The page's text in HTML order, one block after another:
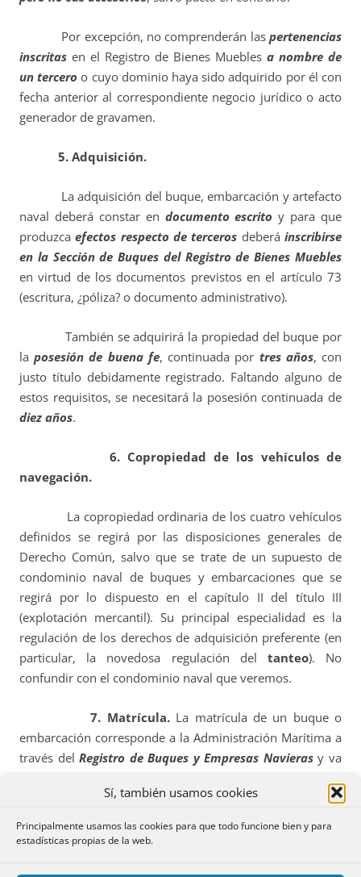
Sí, también usamos cookies
Principalmente usamos las cookies para que todo funcione bien y para
estadísticas propias de la web.
Por excepción, no comprenderán laspertenencias
inscritas en el Registro de Bienes Muebles a nombre de
un tercero o cuyo dominio haya sido adquirido por él con
fecha anterior al correspondiente negocio jurídico o acto
generador de gravamen.
5. Adquisición.
La adquisición del buque, embarcación y artefacto
naval deberá constar en documento escrito y para que
produzcaefectos respecto de terceros deberáinscribirse
en la Sección de Buques del Registro de Bienes Muebles
en virtud de los documentos previstos en el artículo 73
(escritura, ¿póliza? o documento administrativo).
También se adquirirá la propiedad del buque por
laposesión de buena fe, continuada por tres años, con
justo título debidamente registrado. Faltando alguno de
estos requisitos, se necesitará la posesión continuada de
diez años.
6. Copropiedad de los vehículos de
navegación.
La copropiedad ordinaria de los cuatro vehículos
definidos se regirá por las disposiciones generales de
Derecho Común, salvo que se trate de un supuesto de
condominio naval de buques y embarcaciones que se
regirá por lo dispuesto en el capítulo II del título III
(explotación mercantil). Su principal especialidad es la
regulación de los derechos de adquisición preferente (en
particular, la novedosa regulación del tanteo). No
confundir con el condominio naval que veremos.
7. Matrícula. La matrícula de un buque o
embarcación corresponde a la Administración Marítima a
través delRegistro de Buques y Empresas Navierasy va
administrativo de los buques y embarcaciones españoles.
Este Registro y el Registro Especial de Buques y Empresas
Navieras se regirán por lo establecido en esta ley y en la